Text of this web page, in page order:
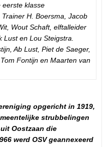
eerste klasse
H. Boersma, Jacob
Wout Schaft, elftalleider
Lust en Lou Steigstra.
Ab Lust, Piet de Saeger,
Fontijn en Maarten van
opgericht in 1919,
strubbelingen
Oostzaan die
werd OSV geannexeerd